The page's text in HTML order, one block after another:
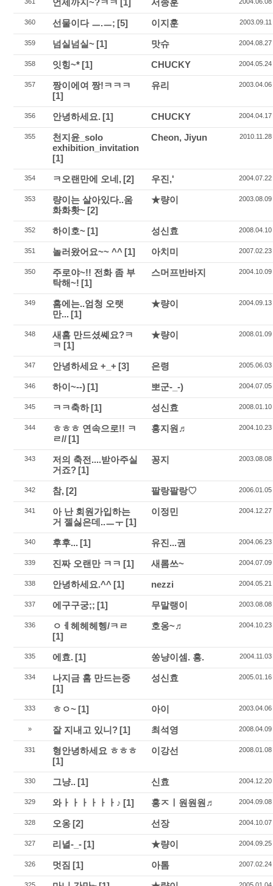
언제까지~?ㅋㅋ [1] 서종훈
360 선물이다 ㅡ.ㅡ; [5] 이지훈 2003.09.11
359 넘실넘실~ [1] 맛슈 2004.08.27
358 잇힝~* [1] CHUCKY 2004.05.24
357
짱이에여 짱!ㅋㅋㅋ
[1]
유리 2003.04.06
356 안녕하세요. [1] CHUCKY 2004.04.17
355
천지윤_solo
exhibition_invitation
[1]
Cheon, Jiyun 2010.11.28
354 ㅋ오랜만에 오네, [2] 우진,' 2004.07.22
353
량이는 살아있다..움
화화홧~ [2]
★량이 2003.08.09
352 하이호~ [1] 성신효 2008.04.10
351 놀러왔어요~~ ^^ [1] 아치미 2007.02.23
350
주로야~!! 전화 좀 부
탁해~! [1]
스머프반바지 2004.10.09
349
홈에는..엄청 오랫
만... [1]
★량이 2004.09.13
348
새홈 만드셨쎼요?ㅋ
ㅋ [1]
★량이 2008.01.09
347 안녕하세요 +_+ [3] 은령 2005.06.03
346 하이~--) [1] 뽀군-_-) 2004.07.05
345 ㅋㅋ축하[1] 성신효 2008.01.10
344
ㅎㅎㅎ 연속으로!! ㅋ
ㄹ// [1]
홍지원♬ 2004.10.23
343
저의 축전....받아주실
거죠? [1]
꽁지 2003.08.08
342 참, [2] 팔랑팔랑♡ 2006.01.05
341
아 난 회원가입하는
거 젤싫은데..ㅡㅜ [1]
이정민 2004.12.27
340 후후... [1] 유진...권 2004.06.23
339 진짜 오랜만 ㅋㅋ [1] 새롬쓰~ 2004.07.09
338 안녕하세요.^^ [1] nezzi 2004.05.21
337 에구구궁;; [1] 무말랭이 2003.08.08
336
ㅇㅔ헤헤헤헹/ㅋㄹ
[1]
호옹~♬ 2004.10.23
335 에효. [1] 쏭냥이셈. 흥. 2004.11.03
334
나지금 홈 만드는중
[1]
성신효 2005.01.16
333 ㅎㅇ~ [1] 아이 2003.04.06
» 잘 지내고 있니? [1] 최석영 2008.04.09
331
형안녕하세요 ㅎㅎㅎ
[1]
이강선 2008.01.08
330 그냥.. [1] 신효 2004.12.20
329 와ㅏㅏㅏㅏㅏㅏ♪ [1] 홍ㅈㅣ원원원♬ 2004.09.08
328 오옹 [2] 선장 2004.10.07
327 리녈-_- [1] ★량이 2004.09.25
326 멋짐 [1] 아톰 2007.02.24